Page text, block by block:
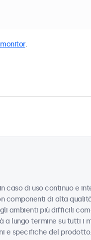
ai filtri
monitor.
di uso continuo e
componenti di alta
ambienti più difficili
a lungo termine su tutti i
e specifiche del prodotto.